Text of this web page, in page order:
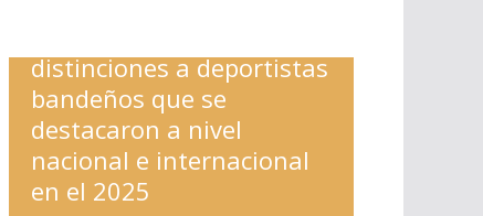
distinciones a deportistas
bandeños que se
destacaron a nivel
nacional e internacional
en el 2025